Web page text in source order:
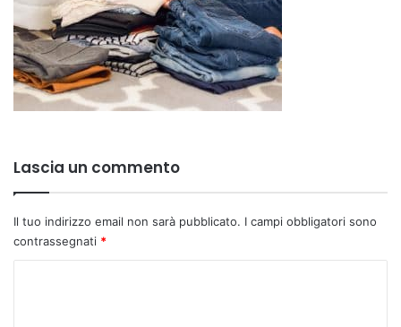
Lascia un commento
Il tuo indirizzo email non sarà pubblicato. I campi obbligatori sono
contrassegnati *